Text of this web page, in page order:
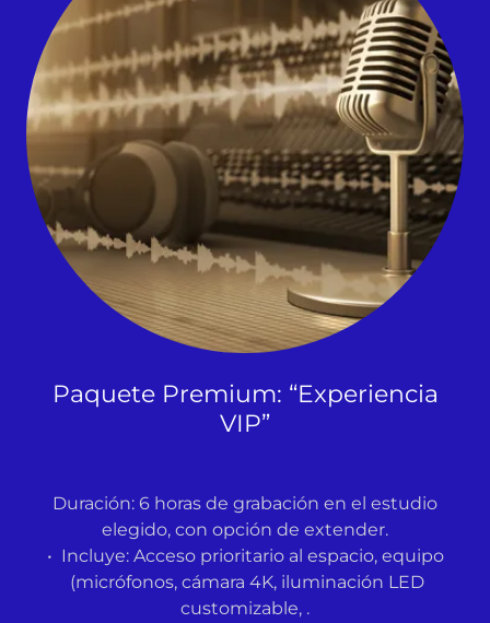
Paquete Premium: “Experiencia
VIP”
Duración: 6 horas de grabación en el estudio
elegido, con opción de extender.
• Incluye: Acceso prioritario al espacio, equipo
(micrófonos, cámara 4K, iluminación LED
customizable, .